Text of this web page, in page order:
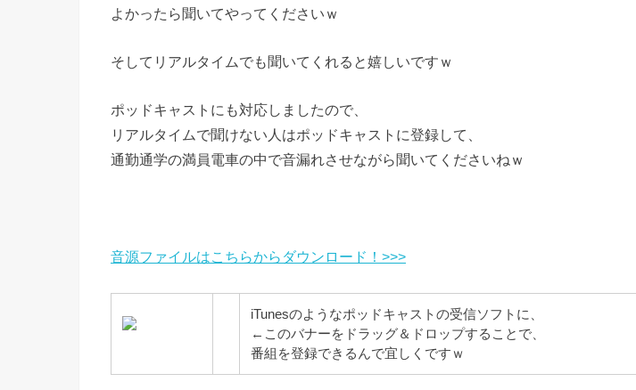
よかったら聞いてやってくださいｗ
そしてリアルタイムでも聞いてくれると嬉しいですｗ
ポッドキャストにも対応しましたので、
リアルタイムで聞けない人はポッドキャストに登録して、
通勤通学の満員電車の中で音漏れさせながら聞いてくださいねｗ
音源ファイルはこちらからダウンロード！>>>
iTunesのようなポッドキャストの受信ソフトに、
←このバナーをドラッグ＆ドロップすることで、
番組を登録できるんで宜しくですｗ